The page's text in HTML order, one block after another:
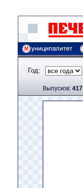
Год:
Выпусков: 417